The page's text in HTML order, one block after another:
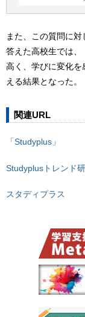
また、この質問に
答えた高校生では、
高く、学びに変化
える結果となった。
関連URL
「Studyplus」
Studyplusトレンド
スタディプラス